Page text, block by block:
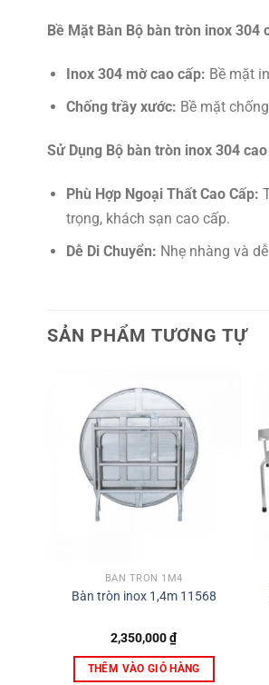
Bề Mặt Bàn Bộ bàn tròn inox 304
Inox 304 mờ cao cấp: Bề mặt
Chống trầy xước: Bề mặt
Sử Dụng Bộ bàn tròn inox 304
Phù Hợp Ngoại Thất Cao Cấp:
trọng, khách sạn cao cấp.
Dễ Di Chuyển: Nhẹ nhàng và
SẢN PHẨM TƯƠNG TỰ
BÀN TRÒN 1M4
Bàn tròn inox 1,4m 11568
2,350,000₫
THÊM VÀO GIỎ HÀNG